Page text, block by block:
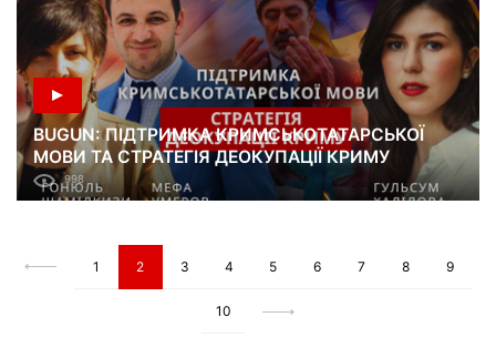
BUGUN: ПІДТРИМКА КРИМСЬКОТАТАРСЬКОЇ
МОВИ ТА СТРАТЕГІЯ ДЕОКУПАЦІЇ КРИМУ
998
1 2 3 4 5 6 7 8 9
10